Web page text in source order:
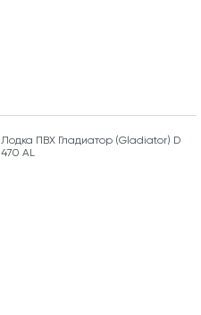
Лодка ПВХ Гладиатор (Gladiator) D
470 AL